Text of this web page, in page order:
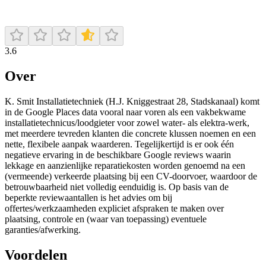
3.6
Over
K. Smit Installatietechniek (H.J. Kniggestraat 28, Stadskanaal) komt
in de Google Places data vooral naar voren als een vakbekwame
installatietechnicus/loodgieter voor zowel water- als elektra-werk,
met meerdere tevreden klanten die concrete klussen noemen en een
nette, flexibele aanpak waarderen. Tegelijkertijd is er ook één
negatieve ervaring in de beschikbare Google reviews waarin
lekkage en aanzienlijke reparatiekosten worden genoemd na een
(vermeende) verkeerde plaatsing bij een CV-doorvoer, waardoor de
betrouwbaarheid niet volledig eenduidig is. Op basis van de
beperkte reviewaantallen is het advies om bij
offertes/werkzaamheden expliciet afspraken te maken over
plaatsing, controle en (waar van toepassing) eventuele
garanties/afwerking.
Voordelen